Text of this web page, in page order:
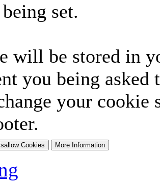
set.
will be stored in
you being
your